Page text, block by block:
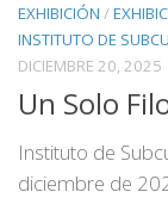
EXHIBICIÓN /
INSTITUTO DE
DICIEMBRE 20, 2025
Un Solo
Instituto de
diciembre de